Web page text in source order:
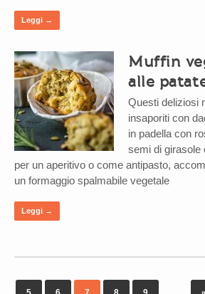
Leggi →
Muffin
alle
Questi deliziosi
insaporiti con
in padella con
semi di girasole
per un aperitivo o come antipasto,
un formaggio spalmabile vegetale
Leggi →